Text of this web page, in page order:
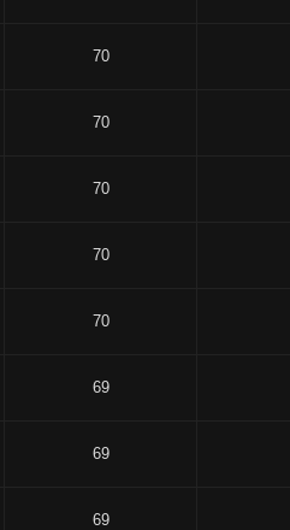
70
70
70
70
70
69
69
69